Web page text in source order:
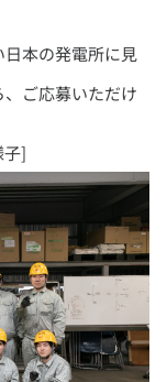
本の発電所に見
ご応募いただけ
子]